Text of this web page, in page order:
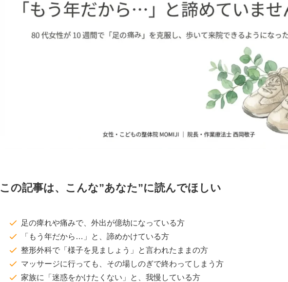
この記事は、こんな”あなた”に読んでほしい
足の痺れや痛みで、外出が億劫になっている方
「もう年だから…」と、諦めかけている方
整形外科で「様子を見ましょう」と言われたままの方
マッサージに行っても、その場しのぎで終わってしまう方
家族に「迷惑をかけたくない」と、我慢している方